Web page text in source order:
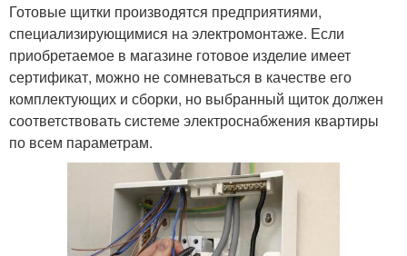
Готовые щитки производятся предприятиями,
специализирующимися на электромонтаже. Если
приобретаемое в магазине готовое изделие имеет
сертификат, можно не сомневаться в качестве его
комплектующих и сборки, но выбранный щиток должен
соответствовать системе электроснабжения квартиры
по всем параметрам.